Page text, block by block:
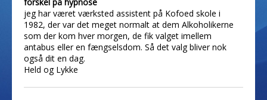
jeg har været værksted assistent på Kofoed skole i
1982, der var det meget normalt at dem Alkoholikerne
som der kom hver morgen, de fik valget imellem
antabus eller en fængselsdom. Så det valg bliver nok
også dit en dag.
Held og Lykke